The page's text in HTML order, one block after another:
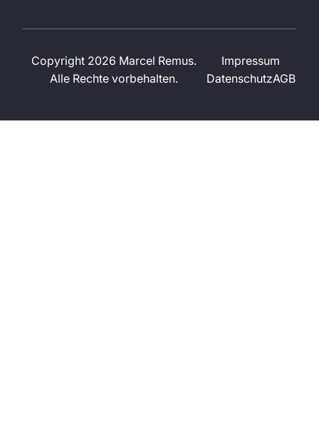
Copyright 2026 Marcel Remus.
Alle Rechte vorbehalten.
Impressum
DatenschutzAGB